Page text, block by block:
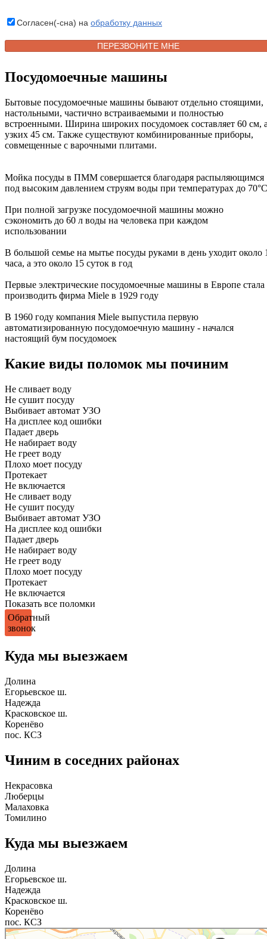
Согласен(-сна) на обработку данных
Посудомоечные машины
Бытовые посудомоечные машины бывают отдельно стоящими,
настольными, частично встраиваемыми и полностью
встроенными. Ширина широких посудомоек составляет 60 см,
узких 45 см. Также существуют комбинированные приборы,
совмещенные с варочными плитами.
Мойка посуды в ПММ совершается благодаря распыляющимся
под высоким давлением струям воды при температурах до 70°C
При полной загрузке посудомоечной машины можно
сэкономить до 60 л воды на человека при каждом
использовании
В большой семье на мытье посуды руками в день уходит около
часа, а это около 15 суток в год
Первые электрические посудомоечные машины в Европе стала
производить фирма Miele в 1929 году
В 1960 году компания Miele выпустила первую
автоматизированную посудомоечную машину - начался
настоящий бум посудомоек
Какие виды поломок мы починим
Не сливает воду
Не сушит посуду
Выбивает автомат УЗО
На дисплее код ошибки
Падает дверь
Не набирает воду
Не греет воду
Плохо моет посуду
Протекает
Не включается
Не сливает воду
Не сушит посуду
Выбивает автомат УЗО
На дисплее код ошибки
Падает дверь
Не набирает воду
Не греет воду
Плохо моет посуду
Протекает
Не включается
Показать все поломки
Обратный
звонок
Куда мы выезжаем
Долина
Егорьевское ш.
Надежда
Красковское ш.
Коренёво
пос. КСЗ
Чиним в соседних районах
Некрасовка
Люберцы
Малаховка
Томилино
Куда мы выезжаем
Долина
Егорьевское ш.
Надежда
Красковское ш.
Коренёво
пос. КСЗ